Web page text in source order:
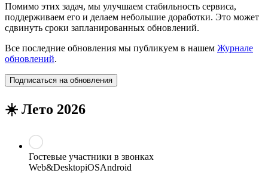
Помимо этих задач, мы улучшаем стабильность сервиса,
поддерживаем его и делаем небольшие доработки. Это может
сдвинуть сроки запланированных обновлений.
Все последние обновления мы публикуем в нашем Журнале
обновлений.
Подписаться на обновления
☀️ Лето 2026
Гостевые участники в звонках
Web&DesktopiOSAndroid